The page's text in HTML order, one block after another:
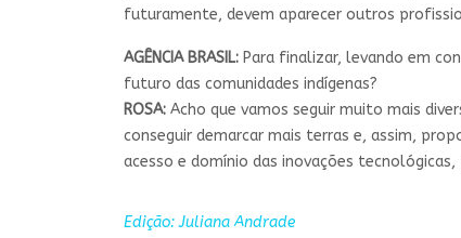
futuramente, devem aparecer outros
AGÊNCIA BRASIL: Para finalizar, levando em
futuro das comunidades indígenas?
ROSA: Acho que vamos seguir muito mais
conseguir demarcar mais terras e, assim,
acesso e domínio das inovações
Edição: Juliana Andrade